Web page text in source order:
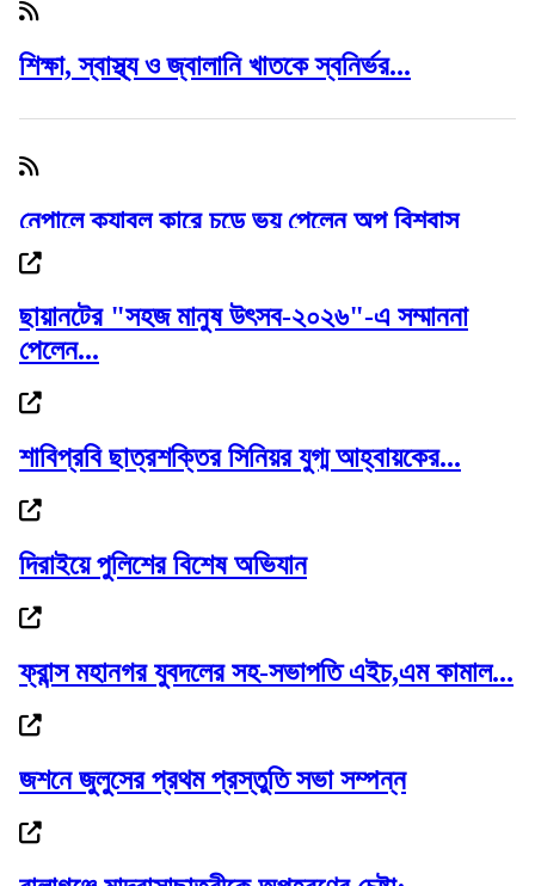
শিক্ষা, স্বাস্থ্য ও জ্বালানি খাতকে স্বনির্ভর...
নেপালে ক্যাবল কারে চড়ে ভয় পেলেন অপু বিশ্বাস
ফ্লাইট জটিলতায় ইতালিতে আটকা পড়েছেন
বাংলাদেশি...
গজারিয়ায় ১৩ বছরের কিশোরী ধর্ষণের অভিযোগ, ৬...
যুক্তরাষ্ট্রে এক মাসে আটক প্রায় ৫১ হাজার...
২০২৭ সালের শুরুতেই বিশ্ববাজারে স্বর্ণের দামে...
ছায়ানটের "সহজ মানুষ উৎসব-২০২৬"-এ সম্মাননা
পেলেন...
শাবিপ্রবি ছাত্রশক্তির সিনিয়র যুগ্ম আহ্বায়কের...
দিরাইয়ে পুলিশের বিশেষ অভিযান
ফ্রান্স মহানগর যুবদলের সহ-সভাপতি এইচ,এম কামাল...
জশনে জুলুসের প্রথম প্রস্তুতি সভা সম্পন্ন